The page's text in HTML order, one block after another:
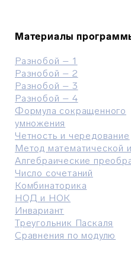
Материалы
Разнобой – 1
Разнобой – 2
Разнобой – 3
Разнобой – 4
Формула сокращенного
умножения
Четность и чередование
Метод математической
Алгебраические
Число сочетаний
Комбинаторика
НОД и НОК
Инвариант
Треугольник Паскаля
Сравнения по модулю